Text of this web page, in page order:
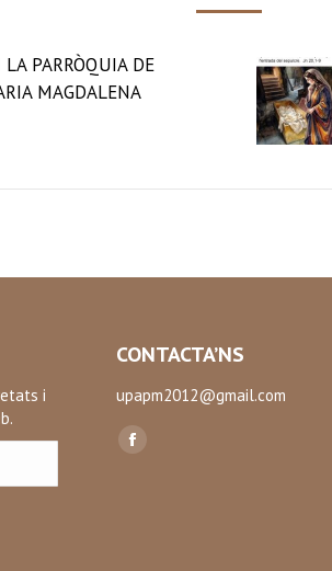
LA PARRÒQUIA DE
MAGDALENA
i
CONTACTA’NS
upapm2012@gmail.com
Find us on:
Facebook